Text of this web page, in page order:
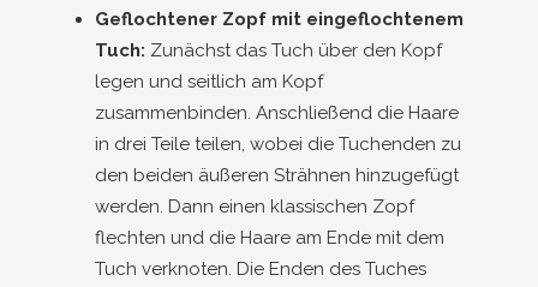
Geflochtener Zopf mit eingeflochtenem
Tuch: Zunächst das Tuch über den Kopf
legen und seitlich am Kopf
zusammenbinden. Anschließend die Haare
in drei Teile teilen, wobei die Tuchenden zu
den beiden äußeren Strähnen hinzugefügt
werden. Dann einen klassischen Zopf
flechten und die Haare am Ende mit dem
Tuch verknoten. Die Enden des Tuches